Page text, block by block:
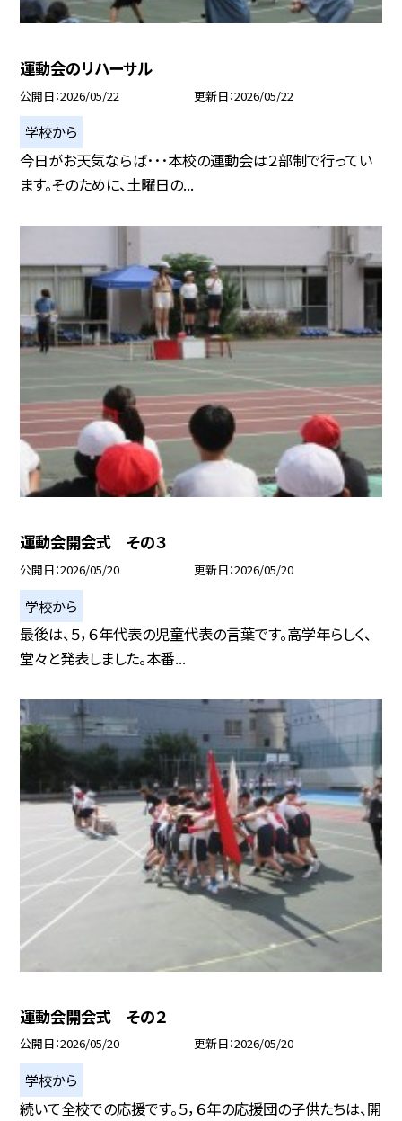
運動会のリハーサル
公開日 2026/05/22 更新日 2026/05/22
学校から
今日がお天気ならば･･･本校の運動会は２部制で行ってい
ます。そのために、土曜日の...
運動会開会式 その３
公開日 2026/05/20 更新日 2026/05/20
学校から
最後は、５，６年代表の児童代表の言葉です。高学年らしく、
堂々と発表しました。本番...
運動会開会式 その２
公開日 2026/05/20 更新日 2026/05/20
学校から
続いて全校での応援です。５，６年の応援団の子供たちは、開